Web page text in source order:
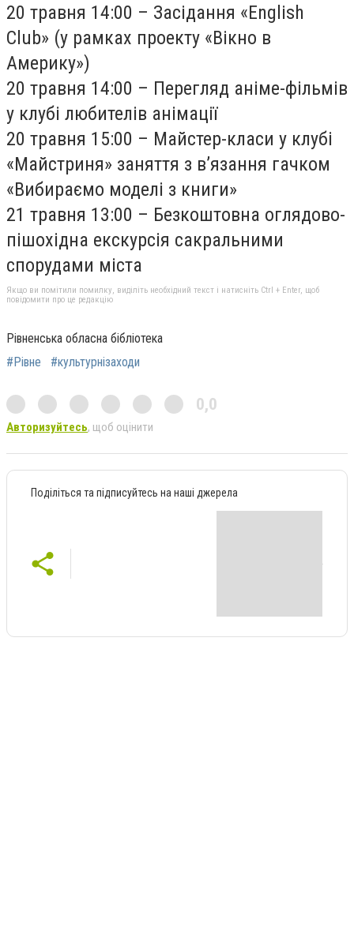
20 травня 14:00 – Засідання «English
Club» (у рамках проекту «Вікно в
Америку»)
20 травня 14:00 – Перегляд аніме-фільмів
у клубі любителів анімації
20 травня 15:00 – Майстер-класи у клубі
«Майстриня» заняття з в’язання гачком
«Вибираємо моделі з книги»
21 травня 13:00 – Безкоштовна оглядово-
пішохідна екскурсія сакральними
спорудами міста
Якщо ви помітили помилку, виділіть необхідний текст і натисніть Ctrl + Enter, щоб
повідомити про це редакцію
Рівненська обласна бібліотека
#Рівне
#культурнізаходи
0,0
Авторизуйтесь, щоб оцінити
Поділіться та підписуйтесь на наші джерела